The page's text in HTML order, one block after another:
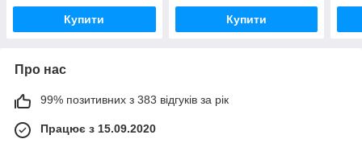
Купити Купити
Про нас
99% позитивних з 383 відгуків за рік
Працює з 15.09.2020